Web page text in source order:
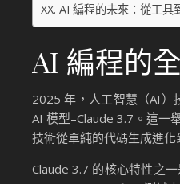
AI 編程的未來：從工具
AI 編程的
2025 年，人工智慧（AI）
AI 模型–Claude 3.7。這一
技術從單純的代碼生成進
Claude 3.7 的核心特性之